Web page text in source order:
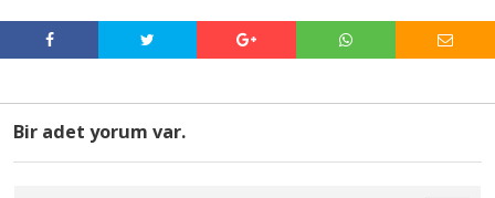
Bir adet yorum var.